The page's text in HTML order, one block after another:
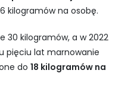
kilogramów na osobę.
30 kilogramów, a w 2022
pięciu lat marnowanie
do 18 kilogramów na